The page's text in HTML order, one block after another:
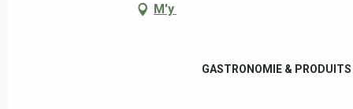
GASTRONOMIE & PRODUITS
M'y rendre